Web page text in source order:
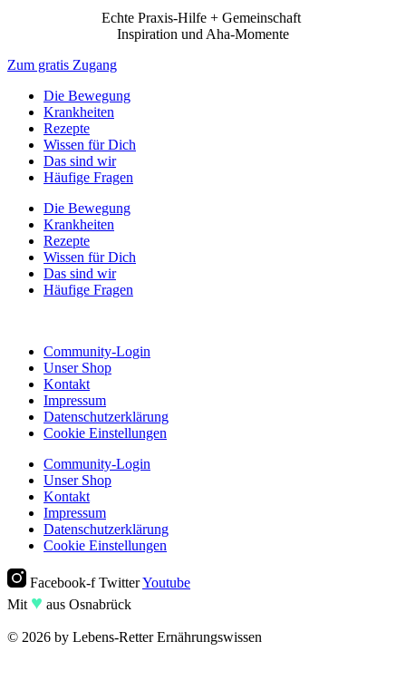
Echte Praxis-Hilfe + Gemeinschaft
Inspiration und Aha-Momente
Zum gratis Zugang
Die Bewegung
Krankheiten
Rezepte
Wissen für Dich
Das sind wir
Häufige Fragen
Die Bewegung
Krankheiten
Rezepte
Wissen für Dich
Das sind wir
Häufige Fragen
Community-Login
Unser Shop
Kontakt
Impressum
Datenschutzerklärung
Cookie Einstellungen
Community-Login
Unser Shop
Kontakt
Impressum
Datenschutzerklärung
Cookie Einstellungen
Facebook-f TwitterYoutube
Mit ♥︎ aus Osnabrück
© 2026 by Lebens-Retter Ernährungswissen